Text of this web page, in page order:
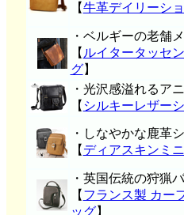
【牛革デイリーシ
・ベルギーの老舗
【 ルイタータッセ
グ】
・光沢感溢れるア
【 シルキーレザー
・しなやかな鹿革
【 ディアスキンミ
・英国伝統の狩猟
【 フランス製 カー
ッグ】